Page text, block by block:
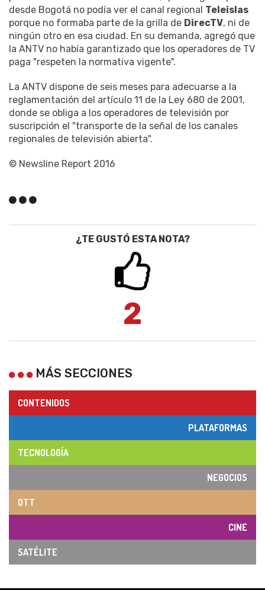
desde Bogotá no podía ver el canal regional Teleislas
porque no formaba parte de la grilla de DirecTV, ni de
ningún otro en esa ciudad. En su demanda, agregó que
la ANTV no había garantizado que los operadores de TV
paga "respeten la normativa vigente".
La ANTV dispone de seis meses para adecuarse a la
reglamentación del artículo 11 de la Ley 680 de 2001,
donde se obliga a los operadores de televisión por
suscripción el "transporte de la señal de los canales
regionales de televisión abierta".
© Newsline Report 2016
¿TE GUSTÓ ESTA NOTA?
2
MÁS SECCIONES
CONTENIDOS
PLATAFORMAS
TECNOLOGÍA
NEGOCIOS
OTT
CINE
SATÉLITE